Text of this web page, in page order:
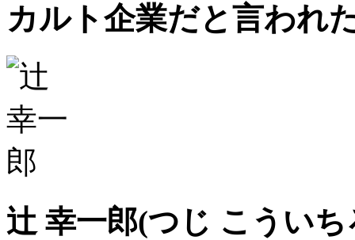
カルト企業だと言われ
辻 幸一郎(つじ こういち